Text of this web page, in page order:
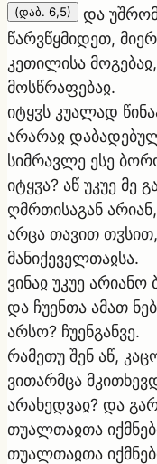
(დაბ. 6,5)
და
წარვწყმიდეთ,
კეთილისა
მოსწრაფებაჲ.
იტყჳს კუალად
არარაჲ დაბადებულ
სიმრავლე ესე
იტყჳა? აწ უკუე მე
ღმრთისაგან არიან,
არცა თავით
მანიქეველთაჲსა.
ვინაჲ უკუე არიანო
და ჩუენთა ამათ
არსო? ჩუენგანვე.
რამეთუ შენ აწ,
ვითარმცა
არახედვაჲ? და
თუალთაჲთა
თუალთაჲთა